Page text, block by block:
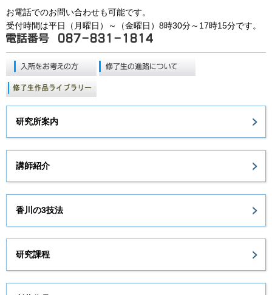
お電話でのお問い合わせも可能です。
受付時間は平日（月曜日）～（金曜日）8時30分～17時15分です。
研究所案内
講師紹介
香川の3技法
研究課程